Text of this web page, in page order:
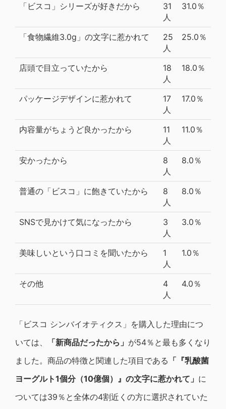
「ビスコ」シリーズが好きだから
31
人
31.0％
「食物繊維3.0g」の文字に惹かれて
25
人
25.0％
店頭で目立っていたから
18
人
18.0％
パッケージデザインに惹かれて
17
人
17.0％
内容量がちょうど良かったから
11
人
11.0％
安かったから
8
人
8.0％
普通の「ビスコ」に飽きていたから
8
人
8.0％
SNSで見かけて気になったから
3
人
3.0％
美味しいという口コミを聞いたから
1
人
1.0％
その他
4
人
4.0％
「ビスコ シンバイオティクス」を購入した理由につ
いては、
「新商品だったから」 が54％と最も多くなり
ました。商品の特徴と関連した項目である 「『乳酸菌
ヨーグルト1個分（10億個）』の文字に惹かれて」 に
ついては39％と全体の4割近くの方に選択されていた